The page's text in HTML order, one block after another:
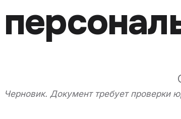
Черновик. Документ требует проверки